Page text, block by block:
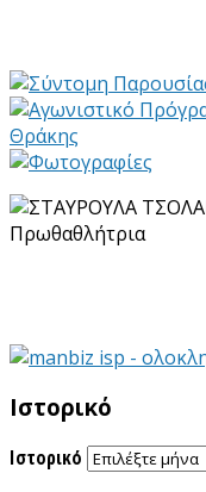
Ιστορικό
Ιστορικό